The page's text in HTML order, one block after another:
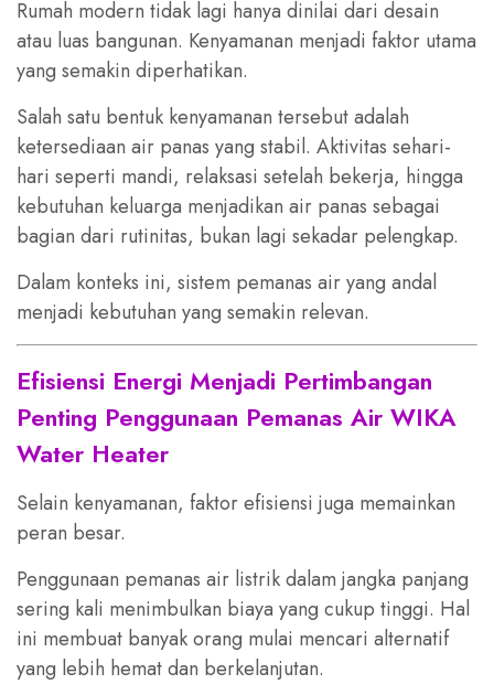
Rumah modern tidak lagi hanya dinilai dari desain
atau luas bangunan. Kenyamanan menjadi faktor utama
yang semakin diperhatikan.
Salah satu bentuk kenyamanan tersebut adalah
ketersediaan air panas yang stabil. Aktivitas sehari-
hari seperti mandi, relaksasi setelah bekerja, hingga
kebutuhan keluarga menjadikan air panas sebagai
bagian dari rutinitas, bukan lagi sekadar pelengkap.
Dalam konteks ini, sistem pemanas air yang andal
menjadi kebutuhan yang semakin relevan.
Efisiensi Energi Menjadi Pertimbangan
Penting Penggunaan Pemanas Air WIKA
Water Heater
Selain kenyamanan, faktor efisiensi juga memainkan
peran besar.
Penggunaan pemanas air listrik dalam jangka panjang
sering kali menimbulkan biaya yang cukup tinggi. Hal
ini membuat banyak orang mulai mencari alternatif
yang lebih hemat dan berkelanjutan.